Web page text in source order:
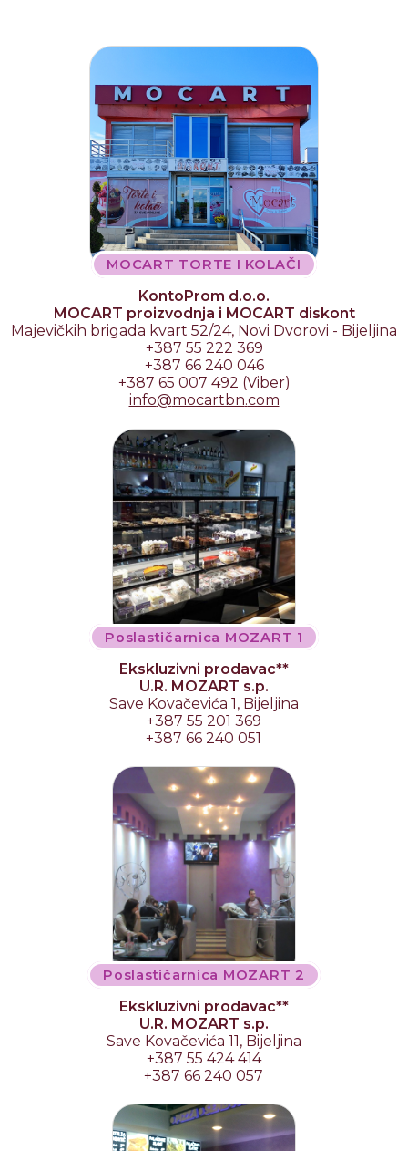
MOCART TORTE I KOLAČI
KontoProm d.o.o.
MOCART proizvodnja i MOCART diskont
Majevičkih brigada kvart 52/24, Novi Dvorovi - Bijeljina
+387 55 222 369
+387 66 240 046
+387 65 007 492 (Viber)
info@mocartbn.com
Poslastičarnica MOZART 1
Ekskluzivni prodavac**
U.R. MOZART s.p.
Save Kovačevića 1, Bijeljina
+387 55 201 369
+387 66 240 051
Poslastičarnica MOZART 2
Ekskluzivni prodavac**
U.R. MOZART s.p.
Save Kovačevića 11, Bijeljina
+387 55 424 414
+387 66 240 057